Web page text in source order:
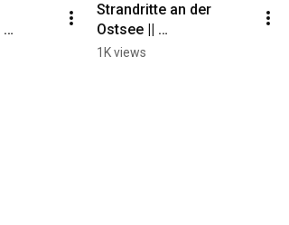
Strandritte an der
Ostsee ||
Bernsteinreiter
1K views